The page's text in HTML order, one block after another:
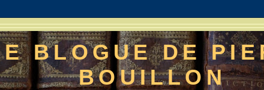
BLOGUE DE
BOUILLON